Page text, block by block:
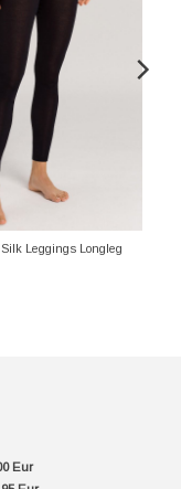
Leggings Longleg
Eur